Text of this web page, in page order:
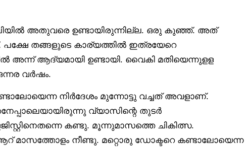
അതുവരെ ഉണ്ടായിരുന്നില്ല. ഒരു കുഞ്ഞ്. അത്
തങ്ങളുടെ കാര്യത്തിൽ ഇത്രയേറെ
അന്ന് ആദ്യമായി ഉണ്ടായി. വൈകി മതിയെന്നുളള
വർഷം.
നിർദേശം മുന്നോട്ടു വച്ചത് അവളാണ്.
വ്യാസിന്റെ തുടർ
കണ്ടു. മൂന്നുമാസത്തെ ചികിത്സ.
മാസത്തോളം നീണ്ടു. മറ്റൊരു ഡോക്ടറെ കണ്ടാലോയെന്ന